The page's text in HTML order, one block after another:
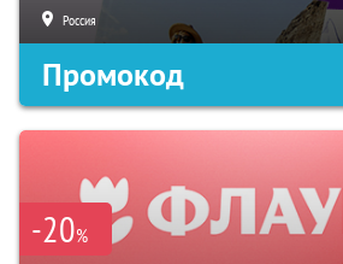
Россия
Промокод
-20%